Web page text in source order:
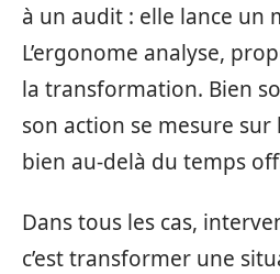
à un audit : elle lance un
L’ergonome analyse,
la transformation. Bien
son action se mesure
bien au-delà du temps
Dans tous les cas,
c’est transformer une